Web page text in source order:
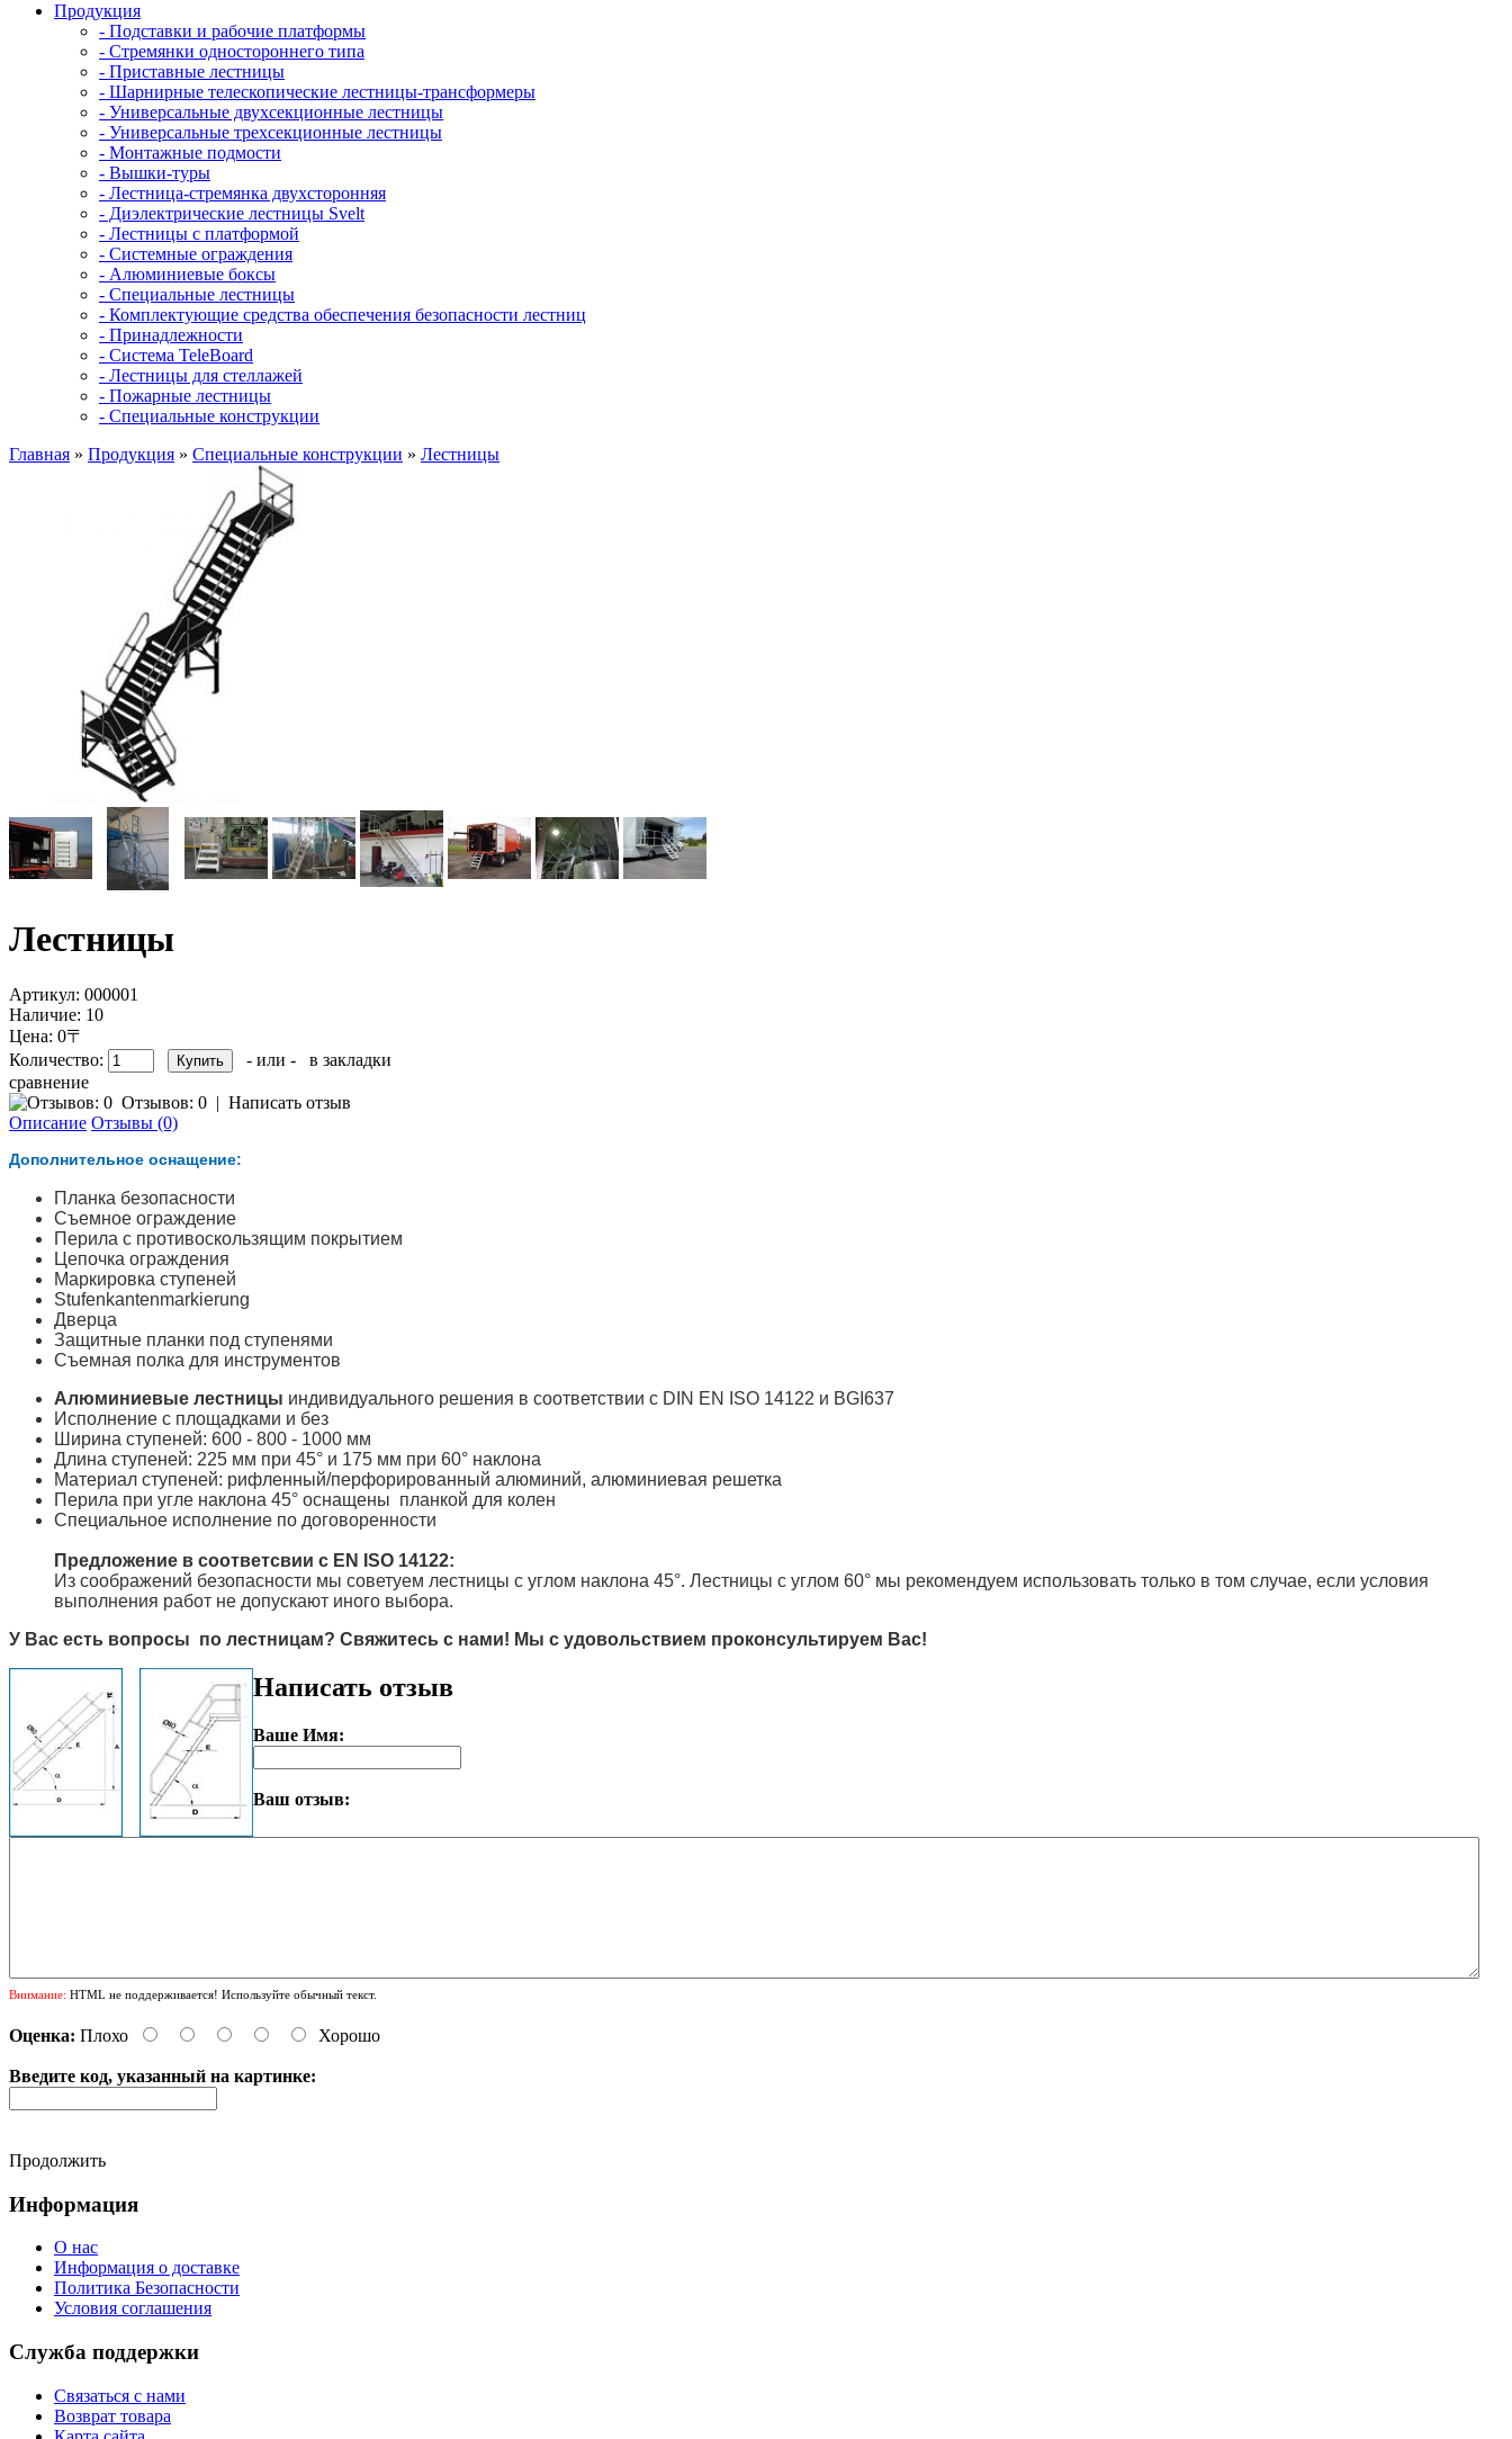
Продукция
- Подставки и рабочие платформы
- Стремянки одностороннего типа
- Приставные лестницы
- Шарнирные телескопические лестницы-трансформеры
- Универсальные двухсекционные лестницы
- Универсальные трехсекционные лестницы
- Монтажные подмости
- Вышки-туры
- Лестница-стремянка двухсторонняя
- Диэлектрические лестницы Svelt
- Лестницы с платформой
- Системные ограждения
- Алюминиевые боксы
- Специальные лестницы
- Комплектующие средства обеспечения безопасности лестниц
- Принадлежности
- Система TeleBoard
- Лестницы для стеллажей
- Пожарные лестницы
- Специальные конструкции
Главная » Продукция » Специальные конструкции » Лестницы
Лестницы
Артикул: 000001
Наличие: 10
Цена: 0〒
Количество:
- или -
в закладки
сравнение
Отзывов: 0 | Написать отзыв
Описание Отзывы (0)
Дополнительное оснащение:
Планка безопасности
Съемное ограждение
Перила с противоскользящим покрытием
Цепочка ограждения
Маркировка ступеней
Stufenkantenmarkierung
Дверца
Защитные планки под ступенями
Съемная полка для инструментов
Алюминиевые лестницы индивидуального решения в соответствии с DIN EN ISO 14122 и BGI637
Исполнение с площадками и без
Ширина ступеней: 600 - 800 - 1000 мм
Длина ступеней: 225 мм при 45° и 175 мм при 60° наклона
Материал ступеней: рифленный/перфорированный алюминий, алюминиевая решетка
Перила при угле наклона 45° оснащены планкой для колен
Специальное исполнение по договоренности
Предложение в соответсвии с EN ISO 14122:
Из соображений безопасности мы советуем лестницы с углом наклона 45°. Лестницы с углом 60° мы рекомендуем использовать только в том случае, если условия
выполнения работ не допускают иного выбора.
У Вас есть вопросы по лестницам? Свяжитесь с нами! Мы с удовольствием проконсультируем Вас!
Написать отзыв
Ваше Имя:
Ваш отзыв:
Внимание: HTML не поддерживается! Используйте обычный текст.
Оценка: Плохо Хорошо
Введите код, указанный на картинке:
Продолжить
Информация
О нас
Информация о доставке
Политика Безопасности
Условия соглашения
Служба поддержки
Связаться с нами
Возврат товара